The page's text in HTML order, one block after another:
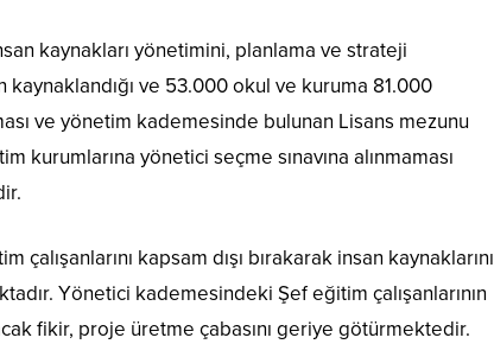
kaynakları yönetimini, planlama ve strateji
ve 53.000 okul ve kuruma 81.000
ve yönetim kademesinde bulunan Lisans mezunu
kurumlarına yönetici seçme sınavına alınmaması
kapsam dışı bırakarak insan kaynaklarını
Yönetici kademesindeki Şef eğitim çalışanlarının
fikir, proje üretme çabasını geriye götürmektedir.